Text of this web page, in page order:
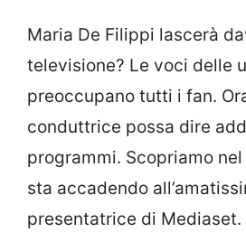
Maria De Filippi lascerà
televisione? Le voci delle
preoccupano tutti i fan.
conduttrice possa dire
programmi. Scopriamo
sta accadendo
presentatrice di Mediaset.